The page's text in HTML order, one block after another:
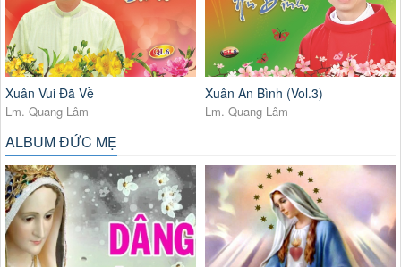
Xuân Vui Đã Về
Lm. Quang Lâm
Xuân An Bình (Vol.3)
Lm. Quang Lâm
ALBUM ĐỨC MẸ